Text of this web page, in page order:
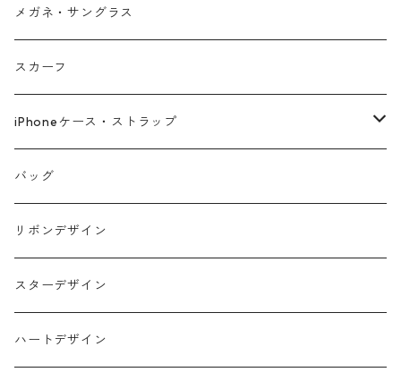
メガネ・サングラス
スカーフ
iPhoneケース・ストラップ
iPhone17シリーズ対応
バッグ
リボンデザイン
スターデザイン
ハートデザイン